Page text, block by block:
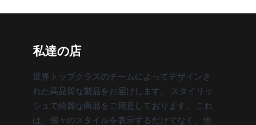
私達の店
世界トップクラスのチームによってデザインさ
れた高品質な製品をお届けします。 スタイリッ
シュで綺麗な商品をご用意しております。 これ
は、個々のスタイルを表示するだけでなく、他